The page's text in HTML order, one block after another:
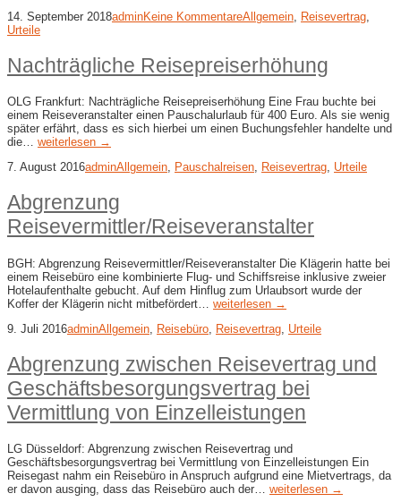
14. September 2018adminKeine KommentareAllgemein, Reisevertrag,
Urteile
Nachträgliche Reisepreiserhöhung
OLG Frankfurt: Nachträgliche Reisepreiserhöhung Eine Frau buchte bei
einem Reiseveranstalter einen Pauschalurlaub für 400 Euro. Als sie wenig
später erfährt, dass es sich hierbei um einen Buchungsfehler handelte und
die… weiterlesen →
7. August 2016adminAllgemein, Pauschalreisen, Reisevertrag, Urteile
Abgrenzung
Reisevermittler/Reiseveranstalter
BGH: Abgrenzung Reisevermittler/Reiseveranstalter Die Klägerin hatte bei
einem Reisebüro eine kombinierte Flug- und Schiffsreise inklusive zweier
Hotelaufenthalte gebucht. Auf dem Hinflug zum Urlaubsort wurde der
Koffer der Klägerin nicht mitbefördert… weiterlesen →
9. Juli 2016adminAllgemein Reisebüro Reisevertrag Urteile
Abgrenzung zwischen Reisevertrag und
Geschäftsbesorgungsvertrag bei
Vermittlung von Einzelleistungen
LG Düsseldorf: Abgrenzung zwischen Reisevertrag und
Geschäftsbesorgungsvertrag bei Vermittlung von Einzelleistungen Ein
Reisegast nahm ein Reisebüro in Anspruch aufgrund eine Mietvertrags, da
er davon ausging, dass das Reisebüro auch der… weiterlesen →